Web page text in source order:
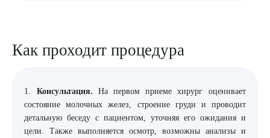
Как проходит процедура
1. Консультация. На первом приеме хирург оценивает
состояние молочных желез, строение груди и проводит
детальную беседу с пациентом, уточняя его ожидания и
цели. Также выполняется осмотр, возможны анализы и